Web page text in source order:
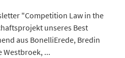
"Competition Law in the
unseres Best
aus BonelliErede, Bredin
Westbroek, ...